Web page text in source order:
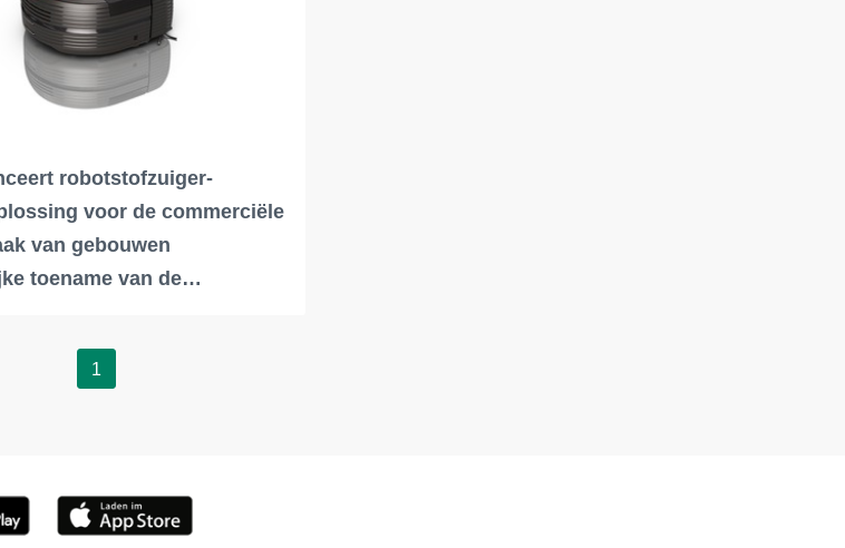
robotstofzuiger-
voor de commerciële
van gebouwen
toename van de…
1